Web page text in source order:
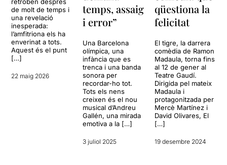
de molt de temps i
una revelació
inesperada:
l’amfitriona els ha
enverinat a tots.
Aquest és el punt
[…]
22 maig 2026
temps, assaig
i error”
Una Barcelona
olímpica, una
infància que es
trenca i una banda
sonora per
recordar-ho tot.
Tots els nens
creixen és el nou
musical d’Andreu
Gallén, una mirada
emotiva a la […]
3 juliol 2025
qüestiona la
felicitat
El tigre, la darrera
comèdia de Ramon
Madaula, torna fins
al 12 de gener al
Teatre Gaudí.
Dirigida pel mateix
Madaula i
protagonitzada per
Mercè Martínez i
David Olivares, El
[…]
19 desembre 2024